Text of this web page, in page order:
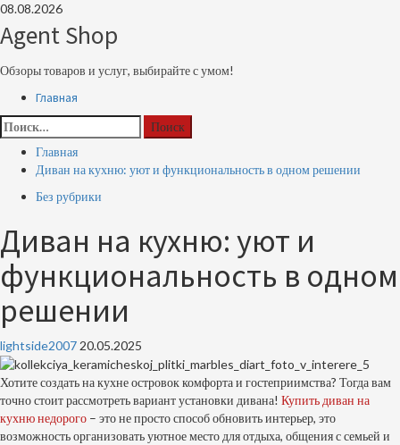
Перейти
к
содержимому
08.08.2026
Agent Shop
Обзоры товаров и услуг, выбирайте с умом!
Основное
меню
Главная
Найти:
Главная
Диван на кухню: уют и функциональность в одном решении
Без рубрики
Диван на кухню: уют и
функциональность в одном
решении
lightside2007 20.05.2025
Хотите создать на кухне островок комфорта и гостеприимства? Тогда вам
точно стоит рассмотреть вариант установки дивана! Купить диван на
кухню недорого – это не просто способ обновить интерьер, это
возможность организовать уютное место для отдыха, общения с семьей и